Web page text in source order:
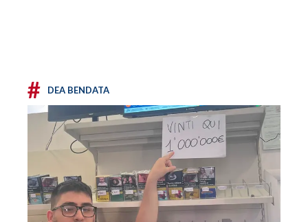
# DEA BENDATA